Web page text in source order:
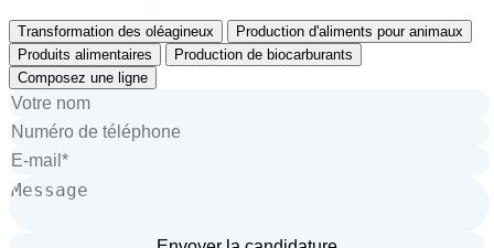
Transformation des oléagineux
Production d'aliments pour animaux
Produits alimentaires
Production de biocarburants
Composez une ligne